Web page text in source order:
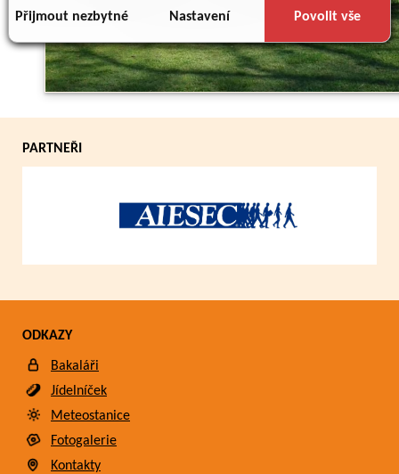
důsledku toho, že používáte jejich služby.
Přijmout nezbytné Nastavení Povolit vše
PARTNEŘI
ODKAZY
Bakaláři
Jídelníček
Meteostanice
Fotogalerie
Kontakty